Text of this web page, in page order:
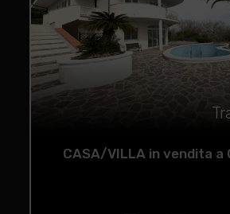
CASA/VILLA in vendita a